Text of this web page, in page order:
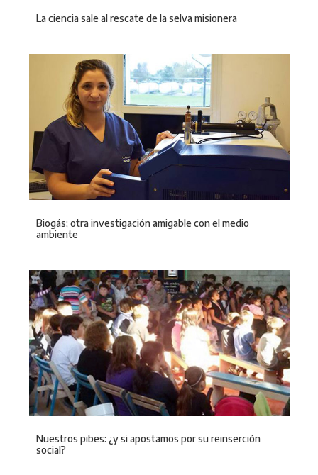
La ciencia sale al rescate de la selva misionera
Biogás; otra investigación amigable con el medio
ambiente
Nuestros pibes: ¿y si apostamos por su reinserción
social?